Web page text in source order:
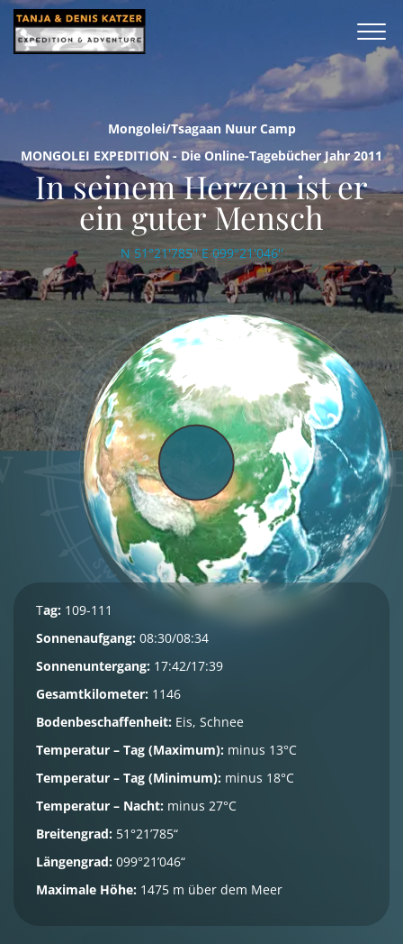
Mongolei/Tsagaan Nuur Camp
MONGOLEI EXPEDITION - Die Online-Tagebücher Jahr 2011
In seinem Herzen ist er
ein guter Mensch
N 51°21'785'' E 099°21'046''
Tag: 109-111
Sonnenaufgang: 08:30/08:34
Sonnenuntergang: 17:42/17:39
Gesamtkilometer: 1146
Bodenbeschaffenheit: Eis, Schnee
Temperatur – Tag (Maximum): minus 13°C
Temperatur – Tag (Minimum): minus 18°C
Temperatur – Nacht: minus 27°C
Breitengrad: 51°21’785“
Längengrad: 099°21’046“
Maximale Höhe: 1475 m über dem Meer